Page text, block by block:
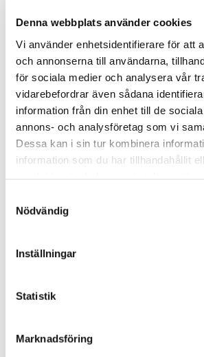
Denna webbplats använder cookies
Vi använder enhetsidentifierare för att
och annonserna till användarna,
för sociala medier och analysera vår
vidarebefordrar även sådana
information från din enhet till de
annons- och analysföretag som vi
Dessa kan i sin tur kombinera
information som du har tillhandahållit
Nödvändig
Inställningar
Statistik
Marknadsföring
Marknads- och
Tidigare befattningar: